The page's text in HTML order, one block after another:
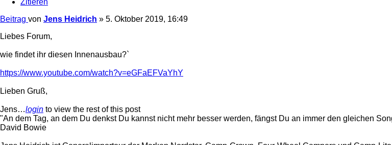
Zitieren
Beitrag von Jens Heidrich » 5. Oktober 2019, 16:49
Liebes Forum,
wie findet ihr diesen Innenausbau?`
https://www.youtube.com/watch?v=eGFaEFVaYhY
Lieben Gruß,
Jens…login to view the rest of this post
"An dem Tag, an dem Du denkst Du kannst nicht mehr besser werden, fängst Du an immer den gleichen
David Bowie